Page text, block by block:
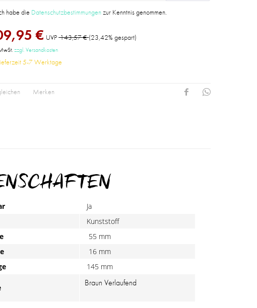
habe die Datenschutzbestimmungenzur Kenntnis genommen.
€ UVP143,57 €(23,42% gespart)
zzgl. Versandkosten
5-7 Werktage
Merken
Ja
Kunststoff
55 mm
16 mm
145 mm
Braun Verlaufend